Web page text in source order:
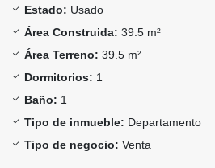
Estado: Usado
Área Construida: 39.5 m²
Área Terreno: 39.5 m²
Dormitorios: 1
Baño: 1
Tipo de inmueble: Departamento
Tipo de negocio: Venta